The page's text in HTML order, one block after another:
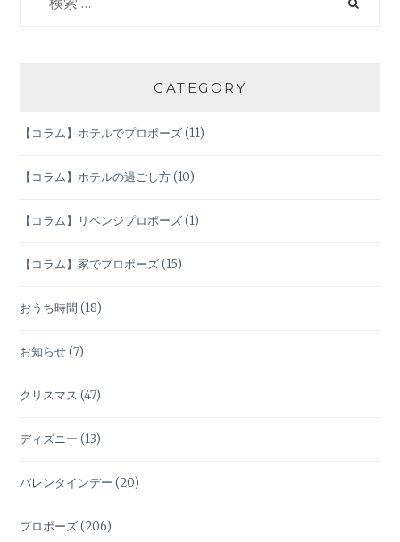
CATEGORY
【コラム】ホテルでプロポーズ(11)
【コラム】ホテルの過ごし方(10)
【コラム】リベンジプロポーズ(1)
【コラム】家でプロポーズ(15)
おうち時間 (18)
お知らせ(7)
クリスマス (47)
ディズニー (13)
バレンタインデー (20)
プロポーズ(206)